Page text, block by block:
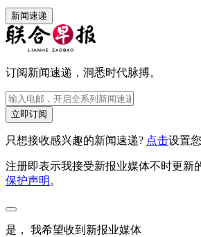
新闻速递
订阅新闻速递，洞悉时代脉搏。
立即订阅
只想接收感兴趣的新闻速递? 点击设置
注册即表示我接受新报业媒体不时更新
保护声明 。
是， 我希望收到新报业媒体